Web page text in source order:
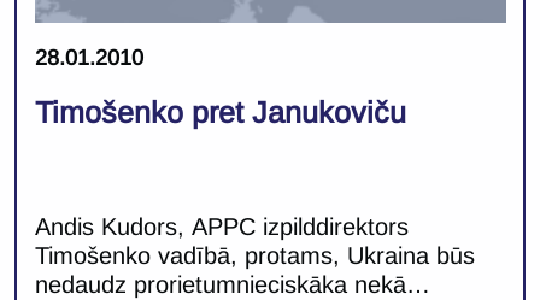
teritorijām[1]. Starptautisko tiesību
kontekstā Krievijas […]
28.01.2010
Timošenko pret Janukoviču
Andis Kudors, APPC izpilddirektors
Timošenko vadībā, protams, Ukraina būs
nedaudz prorietumnieciskāka nekā